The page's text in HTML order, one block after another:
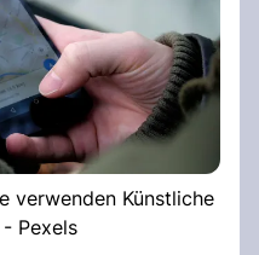
verwenden Künstliche
Pexels